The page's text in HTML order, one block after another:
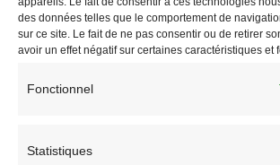
des données telles que le comportement de
sur ce site. Le fait de ne pas consentir ou de retirer
avoir un effet négatif sur certaines caractéristiques et
Fonctionnel
Statistiques
souhaits
paillettes